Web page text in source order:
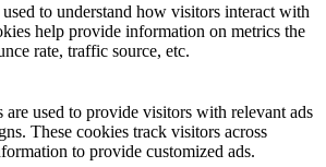
to understand how visitors interact with
help provide information on metrics the
rate, traffic source, etc.
are used to provide visitors with relevant ads
These cookies track visitors across
to provide customized ads.